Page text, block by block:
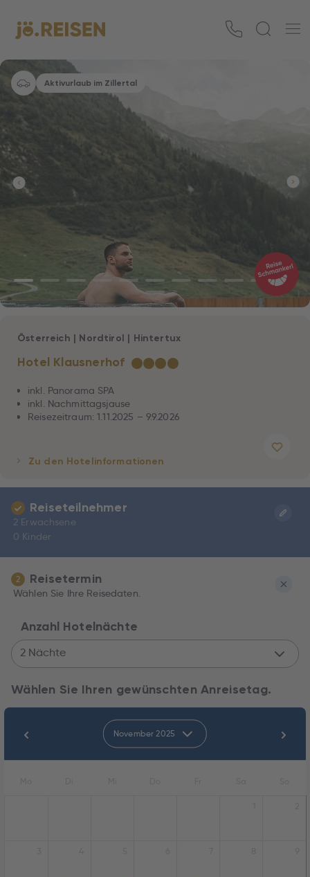
Aktivurlaub im Zillertal
Hotel Klausnerhof ★★★★
Österreich | Nordtirol | Hintertux
inkl. Panorama SPA
inkl. Nachmittagsjause
Reisezeitraum: 1.11.2025 – 9.9.2026
Zu den Hotelinformationen
Reiseteilnehmer
2 Erwachsene
0 Kinder
2 Reisetermin
Wählen Sie Ihre Reisedaten.
Anzahl Hotelnächte
2 Nächte
Wählen Sie Ihren gewünschten Anreisetag.
November 2025